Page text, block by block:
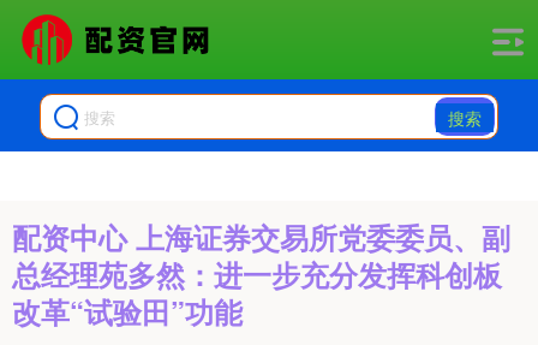
搜索
配资中心 上海证券交易所党委委员、副
总经理苑多然：进一步充分发挥科创板
改革“试验田”功能